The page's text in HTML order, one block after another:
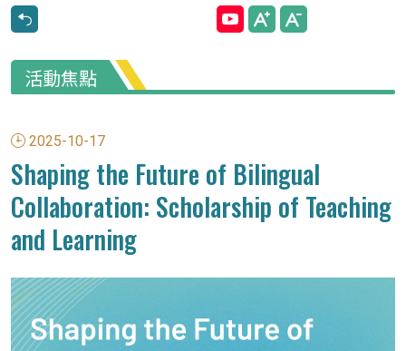
活動焦點
2025-10-17
Shaping the Future of Bilingual
Collaboration: Scholarship of Teaching
and Learning